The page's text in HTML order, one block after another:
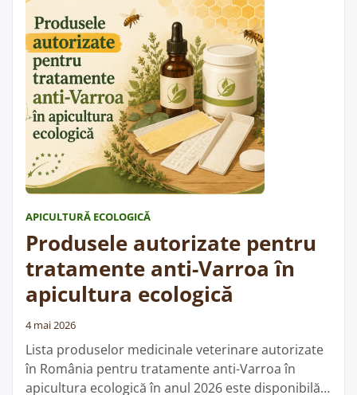
pentru cei interesați de material biologic apicol
provenit din zona certificată ecologic. …
mai departe„Lista
stupinelor
ecologice
autorizate
pentru
multiplicare
în
2026”
APICULTURĂ ECOLOGICĂ
Produsele autorizate pentru
tratamente anti-Varroa în
apicultura ecologică
4 mai 2026
Lista produselor medicinale veterinare autorizate
în România pentru tratamente anti-Varroa în
apicultura ecologică în anul 2026 este disponibilă